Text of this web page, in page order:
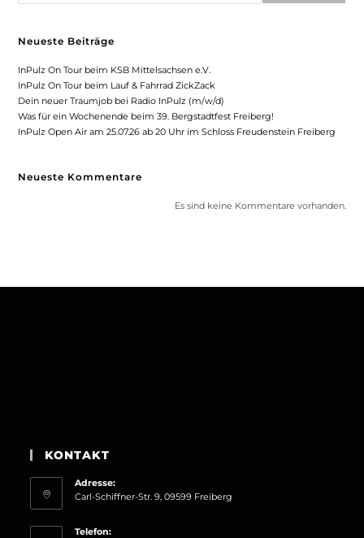
Neueste Beiträge
InPulz On Tour beim KSB Mittelsachsen e.V.
InPulz On Tour beim Lauf & Fahrrad ZickZack
Dein neuer Traumjob bei Radio InPulz (m/w/d)
Was für ein Wochenende beim 39. Bergstadtfest Freiberg!
InPulz Open Air am 25.07.26 ab 20 Uhr im Schloss Freudenstein Freiberg
Neueste Kommentare
Es sind keine Kommentare vorhanden.
KONTAKT
Adresse:
Carl-Schiffner-Str. 9, 09599 Freiberg
Telefon: